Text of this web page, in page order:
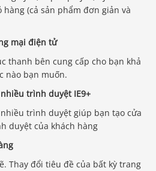
(cả sản phẩm đơn giản và
mại điện tử
thanh bên cung cấp cho bạn khả
nào bạn muốn.
trình duyệt IE9+
trình duyệt giúp bạn tạo cửa
duyệt của khách hàng
Thay đổi tiêu đề của bất kỳ trang